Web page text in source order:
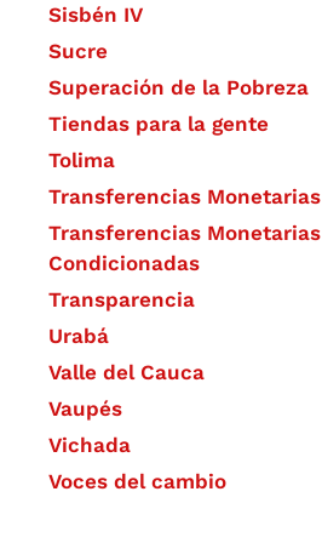
Sisbén IV
Sucre
Superación de la Pobreza
Tiendas para la gente
Tolima
Transferencias
Transferencias
Condicionadas
Transparencia
Urabá
Valle del Cauca
Vaupés
Vichada
Voces del cambio